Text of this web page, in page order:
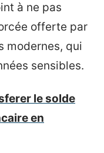
à ne pas
offerte par
modernes, qui
sensibles.
le solde
en